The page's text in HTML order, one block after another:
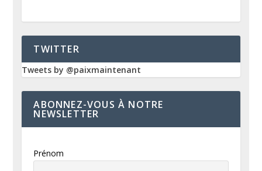
TWITTER
Tweets by @paixmaintenant
ABONNEZ-VOUS À NOTRE
NEWSLETTER
Prénom